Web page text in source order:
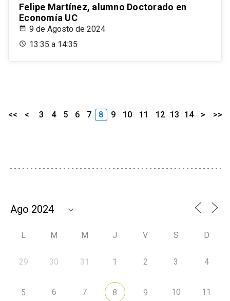
Felipe Martínez, alumno Doctorado en
Economía UC
9 de Agosto de 2024
13:35 a 14:35
<< < 3 4 5 6 7 8 9 10 11 12 13 14 > >>
L M M J V S D
29 30 31 1 2 3 4
5 6 7 8 9 10 11